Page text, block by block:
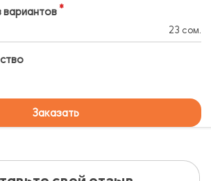
вариантов
23 сом.
Заказать